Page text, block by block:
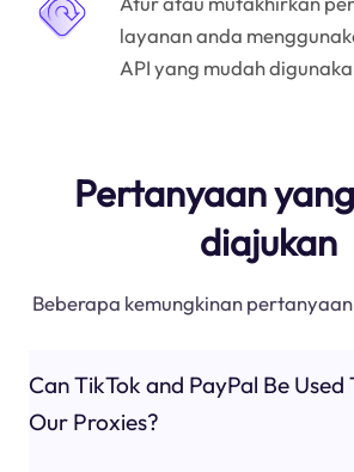
layanan anda
API yang mudah
Pertanyaan
diajukan
Beberapa kemungkinan
Can TikTok and PayPal Be Used
Our Proxies?